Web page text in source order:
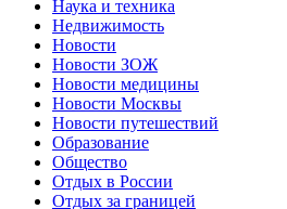
Наука и техника
Недвижимость
Новости
Новости ЗОЖ
Новости медицины
Новости Москвы
Новости путешествий
Образование
Общество
Отдых в России
Отдых за границей